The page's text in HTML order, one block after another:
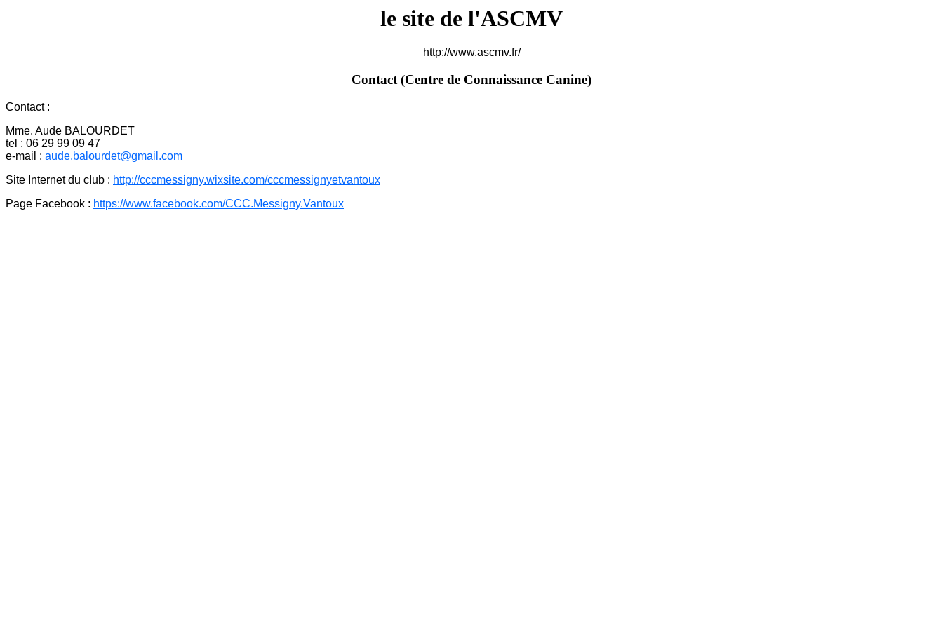
le site de l'ASCMV
http://www.ascmv.fr/
Contact (Centre de Connaissance Canine)
Contact :
Mme. Aude BALOURDET
tel : 06 29 99 09 47
e-mail : aude.balourdet@gmail.com
Site Internet du club : http://cccmessigny.wixsite.com/cccmessignyetvantoux
Page Facebook : https://www.facebook.com/CCC.Messigny.Vantoux